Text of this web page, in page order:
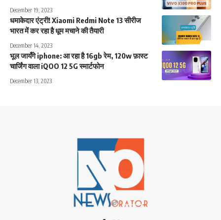
December 19, 2023
धमाकेदार एंट्री! Xiaomi Redmi Note 13 सीरीज
भारत में कर रहा है धूम मचाने की तैयारी
December 14, 2023
भूल जायँगे iphone: आ रहा है 16gb रेम, 120w फ़ास्ट
चार्जिंग वाला iQOO 12 5G स्मार्टफोन
December 13, 2023